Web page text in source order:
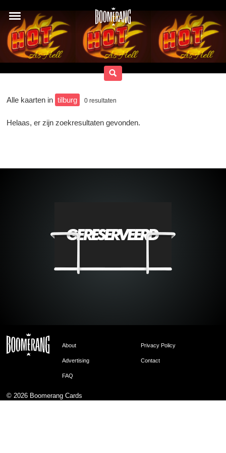
Alle kaarten in tilburg 0 resultaten
Helaas, er zijn zoekresultaten gevonden.
About Privacy Policy
Advertising Contact
FAQ
© 2026 Boomerang Cards